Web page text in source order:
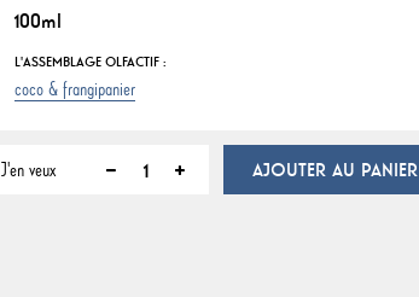
100ml
L'ASSEMBLAGE OLFACTIF :
coco & frangipanier
J'en veux AJOUTER AU PANIER